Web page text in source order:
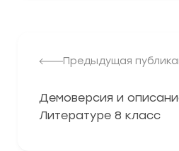
Предыдущая
Демоверсия и
Литературе 8 класс